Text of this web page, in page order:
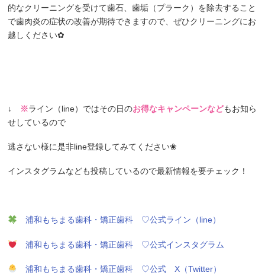
的なクリーニングを受けて歯石、歯垢（プラーク）を除去すること
で歯肉炎の症状の改善が期待できますので、ぜひクリーニングにお
越しください✿
↓ ※ライン（line）ではその日のお得なキャンペーンなどもお知ら
せしているので
逃さない様に是非line登録してみてください❀
インスタグラムなども投稿しているので最新情報を要チェック！
浦和もちまる歯科・矯正歯科 ♡公式ライン（line）
浦和もちまる歯科・矯正歯科 ♡公式インスタグラム
浦和もちまる歯科・矯正歯科 ♡公式 X（Twitter）